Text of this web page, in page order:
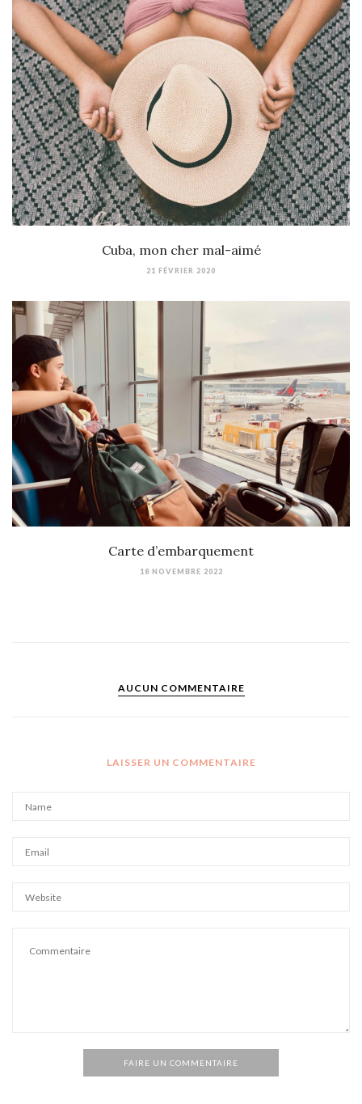
Cuba, mon cher mal-aimé
21 FÉVRIER 2020
Carte d’embarquement
18 NOVEMBRE 2022
AUCUN COMMENTAIRE
LAISSER UN COMMENTAIRE
FAIRE UN COMMENTAIRE